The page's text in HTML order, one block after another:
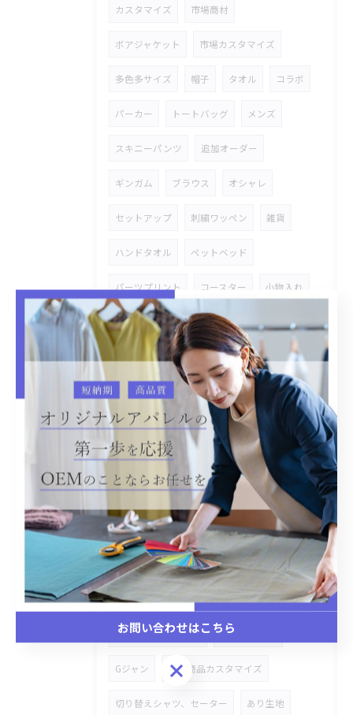
カスタマイズ 市場商材
ボアジャケット 市場カスタマイズ
多色多サイズ 帽子 タオル コラボ
パーカー トートバッグ メンズ
スキニーパンツ 追加オーダー
ギンガム ブラウス オシャレ
セットアップ 刺繍ワッペン 雑貨
ハンドタオル ペットベッド
パーツプリント コースター 小物入れ
スタジャン 市場商品 附属変え
手持ちのキャンバスバッグ
オリジナル商品 金具タグ付き デニム
加工物 シャツ オリジナルOEM
レース ステッチワーク 雑貨商品
ハトロン紙 ストレッチデニム
デニムセットアップ バックプリント
温泉着 リラックス CAP
バケットハット デニム素材 OEM生産
オリジナルOEM生産 犬、猫ベット
Gジャン 市場商品カスタマイズ
切り替えシャツ、セーター あり生地
お問い合わせはこちら
お問い合わせはこちら